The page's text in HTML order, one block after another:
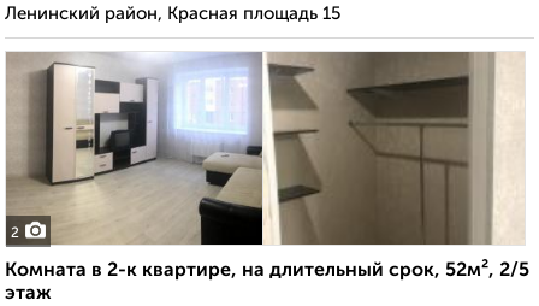
Ленинский район, Красная площадь 15
2
Комната в 2-к квартире, на длительный срок, 52м², 2/5
этаж